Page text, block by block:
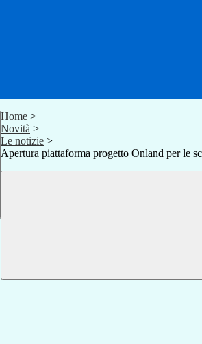
Home >
Novità >
Le notizie >
Apertura piattaforma progetto Onland per le